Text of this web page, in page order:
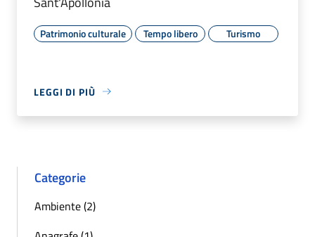
Patrimonio culturale Tempo libero Turismo
LEGGI DI PIÙ
Categorie
Ambiente (2)